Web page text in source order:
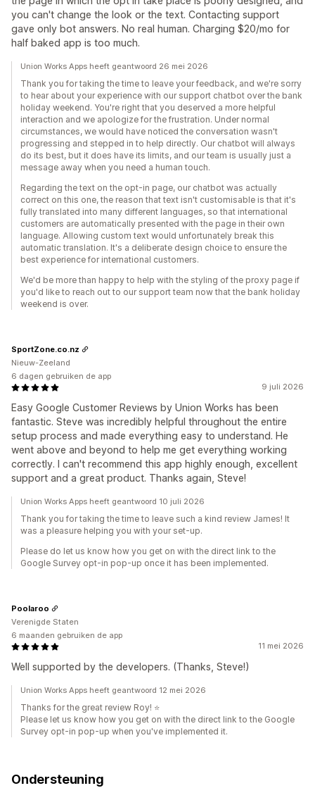
you can't change the look or the text. Contacting support
gave only bot answers. No real human. Charging $20/mo for
half baked app is too much.
Union Works Apps heeft geantwoord 26 mei 2026
Thank you for taking the time to leave your feedback, and we're sorry
to hear about your experience with our support chatbot over the bank
holiday weekend. You're right that you deserved a more helpful
interaction and we apologize for the frustration. Under normal
circumstances, we would have noticed the conversation wasn't
progressing and stepped in to help directly. Our chatbot will always
do its best, but it does have its limits, and our team is usually just a
message away when you need a human touch.
Regarding the text on the opt-in page, our chatbot was actually
correct on this one, the reason that text isn't customisable is that it's
fully translated into many different languages, so that international
customers are automatically presented with the page in their own
language. Allowing custom text would unfortunately break this
automatic translation. It's a deliberate design choice to ensure the
best experience for international customers.
We'd be more than happy to help with the styling of the proxy page if
you'd like to reach out to our support team now that the bank holiday
weekend is over.
9 juli 2026
Easy Google Customer Reviews by Union Works has been
fantastic. Steve was incredibly helpful throughout the entire
setup process and made everything easy to understand. He
went above and beyond to help me get everything working
correctly. I can't recommend this app highly enough, excellent
support and a great product. Thanks again, Steve!
SportZone.co.nz
Nieuw-Zeeland
6 dagen gebruiken de app
Union Works Apps heeft geantwoord 10 juli 2026
Thank you for taking the time to leave such a kind review James! It
was a pleasure helping you with your set-up.
Please do let us know how you get on with the direct link to the
Google Survey opt-in pop-up once it has been implemented.
11 mei 2026
Well supported by the developers. (Thanks, Steve!)
Poolaroo
Verenigde Staten
6 maanden gebruiken de app
Union Works Apps heeft geantwoord 12 mei 2026
Thanks for the great review Roy! ⭐
Please let us know how you get on with the direct link to the Google
Survey opt-in pop-up when you've implemented it.
Ondersteuning